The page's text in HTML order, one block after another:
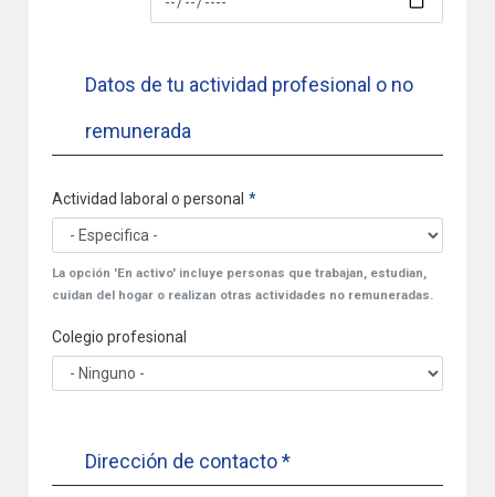
Datos de tu actividad profesional o no
remunerada
Actividad laboral o personal
La opción 'En activo' incluye personas que trabajan, estudian,
cuidan del hogar o realizan otras actividades no remuneradas.
Colegio profesional
Dirección de contacto *